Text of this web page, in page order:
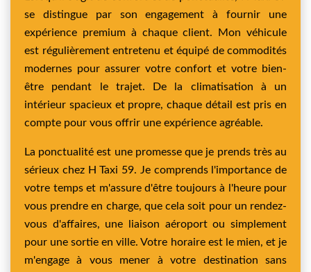
se distingue par son engagement à fournir une
expérience premium à chaque client. Mon véhicule
est régulièrement entretenu et équipé de commodités
modernes pour assurer votre confort et votre bien-
être pendant le trajet. De la climatisation à un
intérieur spacieux et propre, chaque détail est pris en
compte pour vous offrir une expérience agréable.
La ponctualité est une promesse que je prends très au
sérieux chez H Taxi 59. Je comprends l'importance de
votre temps et m'assure d'être toujours à l'heure pour
vous prendre en charge, que cela soit pour un rendez-
vous d'affaires, une liaison aéroport ou simplement
pour une sortie en ville. Votre horaire est le mien, et je
m'engage à vous mener à votre destination sans